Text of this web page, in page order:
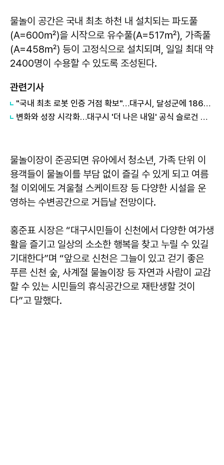
물놀이 공간은 국내 최초 하천 내 설치되는 파도풀
(A=600㎡)을 시작으로 유수풀(A=517㎡), 가족풀
(A=458㎡) 등이 고정식으로 설치되며, 일일 최대 약
2400명이 수용할 수 있도록 조성된다.
관련기사
"국내 최초 로봇 인증 거점 확보"…대구시, 달성군에 186억 투입해 휴머노이드 센터 구축
변화와 성장 시각화…대구시 '더 나은 내일' 공식 슬로건 디자인 공개
물놀이장이 준공되면 유아에서 청소년, 가족 단위 이
용객들이 물놀이를 부담 없이 즐길 수 있게 되고 여름
철 이외에도 겨울철 스케이트장 등 다양한 시설을 운
영하는 수변공간으로 거듭날 전망이다.
홍준표 시장은 “대구시민들이 신천에서 다양한 여가생
활을 즐기고 일상의 소소한 행복을 찾고 누릴 수 있길
기대한다”며 “앞으로 신천은 그늘이 있고 걷기 좋은
푸른 신천 숲, 사계절 물놀이장 등 자연과 사람이 교감
할 수 있는 시민들의 휴식공간으로 재탄생할 것이
다”고 말했다.